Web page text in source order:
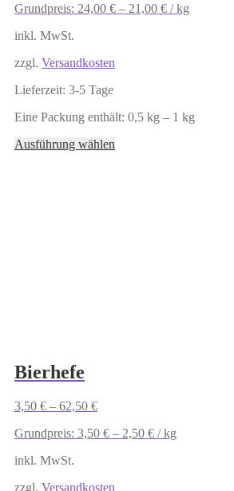
Grundpreis: 24,00 € – 21,00 € /kg
inkl. MwSt.
zzgl. Versandkosten
Lieferzeit: 3-5 Tage
Eine Packung enthält: 0,5 kg – 1 kg
Ausführung wählen
Bierhefe
3,50 € – 62,50 €
Grundpreis: 3,50 € – 2,50 € /kg
inkl. MwSt.
zzgl. Versandkosten